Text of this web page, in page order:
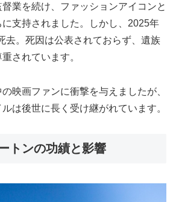
業を続け、ファッションアイコンと
に支持されました。しかし、2025年
去。死因は公表されておらず、遺族
されています。
映画ファンに衝撃を与えましたが、
は後世に長く受け継がれています。
トンの功績と影響